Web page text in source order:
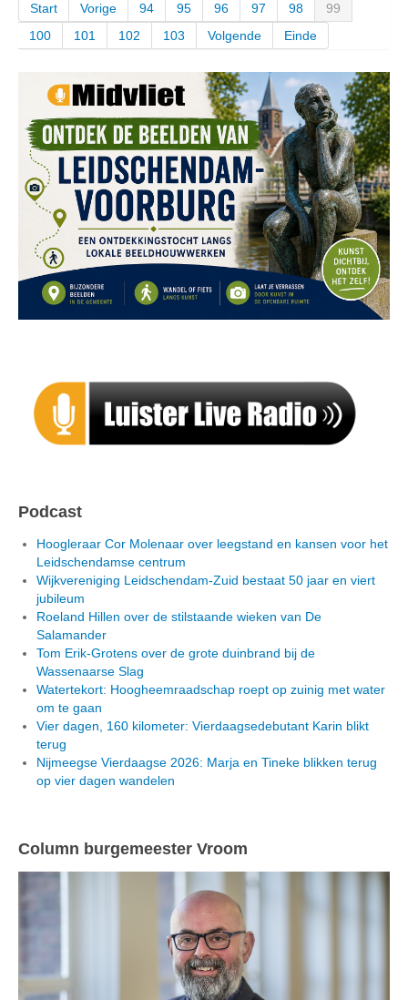
Start Vorige 94 95 96 97 98
99
100
101 102 103 Volgende Einde
Podcast
Hoogleraar Cor Molenaar over leegstand en kansen voor het
Leidschendamse centrum
Wijkvereniging Leidschendam-Zuid bestaat 50 jaar en viert
jubileum
Roeland Hillen over de stilstaande wieken van De
Salamander
Tom Erik-Grotens over de grote duinbrand bij de
Wassenaarse Slag
Watertekort: Hoogheemraadschap roept op zuinig met water
om te gaan
Vier dagen, 160 kilometer: Vierdaagsedebutant Karin blikt
terug
Nijmeegse Vierdaagse 2026: Marja en Tineke blikken terug
op vier dagen wandelen
Column burgemeester Vroom